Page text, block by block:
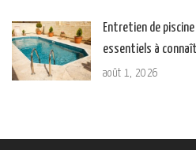
Entretien de
essentiels à
août 1, 2026